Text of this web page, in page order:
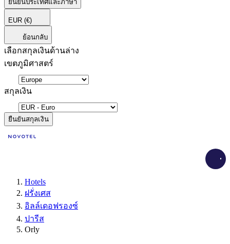
ยืนยันประเทศและภาษา
EUR (€)
ย้อนกลับ
เลือกสกุลเงินด้านล่าง
เขตภูมิศาสตร์
สกุลเงิน
ยืนยันสกุลเงิน
Hotels
ฝรั่งเศส
อิลล์เดอฟรองซ์
ปารีส
Orly